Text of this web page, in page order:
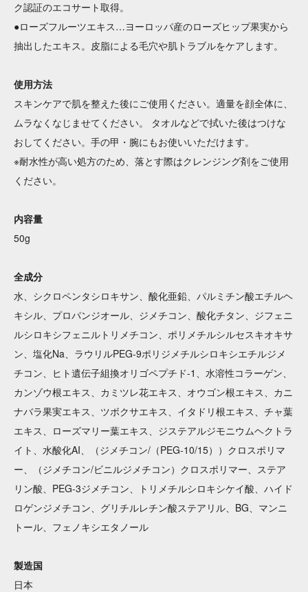
ク認証のエコサート取得。
●ローズフルーツエキス…ヨーロッパ産のローズヒップ果実から
抽出したエキス。皮脂による毛穴や肌トラブルをケアします。
使用方法
スキンケアで肌を整えた後にご使用ください。適量を顔全体に、
ムラなくなじませてください。 タオルなどで拭いた後はつけな
おしてください。手の甲・腕にもお使いいただけます。
※耐水性が高い処方のため、落とす際はクレンジング剤をご使用
ください。
内容量
50g
全成分
水、シクロペンタシロキサン、酸化亜鉛、パルミチン酸エチルヘ
キシル、プロパンジオール、ジメチコン、酸化チタン、ジフェニ
ルシロキシフェニルトリメチコン、ポリメチルシルセスキオキサ
ン、塩化Na、ラウリルPEG-9ポリジメチルシロキシエチルジメ
チコン、ヒト遺伝子組換オリゴペプチド-1、水溶性コラーゲン、
カンゾウ根エキス、カミツレ花エキス、オウゴン根エキス、カニ
ナバラ果実エキス、ツボクサエキス、イタドリ根エキス、チャ葉
エキス、ローズマリー葉エキス、ジステアルジモニウムヘクトラ
イト、水酸化AI、（ジメチコン/（PEG-10/15））クロスポリマ
ー、（ジメチコン/ビニルジメチコン）クロスポリマー、ステア
リン酸、PEG-3ジメチコン、トリメチルシロキシケイ酸、ハイド
ロゲンジメチコン、グリチルレチン酸ステアリル、BG、マンニ
トール、フェノキシエタノール
製造国
日本